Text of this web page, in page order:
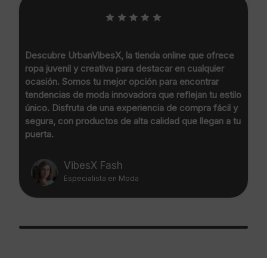
Descubre UrbanVibesX, la tienda online que ofrece
ropa juvenil y creativa para destacar en cualquier
ocasión. Somos tu mejor opción para encontrar
tendencias de moda innovadora que reflejan tu estilo
único. Disfruta de una experiencia de compra fácil y
segura, con productos de alta calidad que llegan a tu
puerta.
VibesX Fash
Especialista en Moda